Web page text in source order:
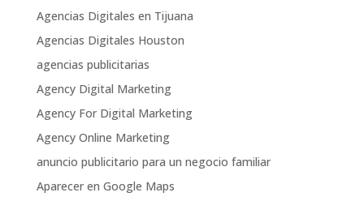
Agencias Digitales en Tijuana
Agencias Digitales Houston
agencias publicitarias
Agency Digital Marketing
Agency For Digital Marketing
Agency Online Marketing
anuncio publicitario para un negocio familiar
Aparecer en Google Maps